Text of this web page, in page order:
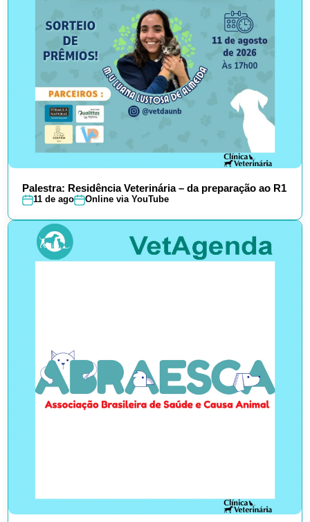
Palestra: Residência Veterinária – da preparação ao R1
11 de ago Online via YouTube